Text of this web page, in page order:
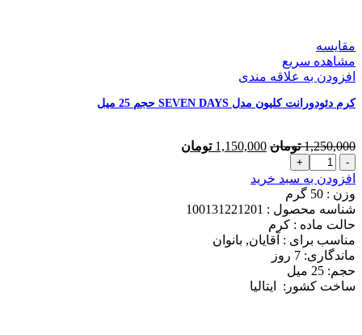
۷۵
میلی
لیتر
مقایسه
مشاهده سریع
افزودن به علاقه مندی
کرم دئودورانت کلیون مدل SEVEN DAYS حجم 25 میل
1,250,000 تومان قیمت
1,150,000 تومان
کرم
دئودورانت
کلیون
مدل
SEVEN
DAYS
حجم
25
میل
افزودن به سبد خرید
وزن : 50
گرم
شناسه محصول : 100131221201
حالت ماده : کرم
مناسب برای : آقایان, بانوان
ماندگاری: 7
روز
حجم: 25
میل
ساخت کشور:
ایتالیا